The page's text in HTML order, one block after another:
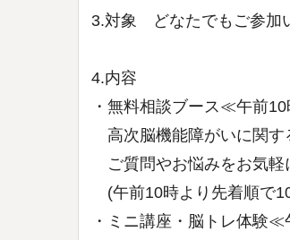
3.対象 どなたでもご参加
4.内容
・無料相談ブース≪午前
高次脳機能障がいに関す
ご質問やお悩みをお気軽
(午前10時より先着順で
・ミニ講座・脳トレ体験